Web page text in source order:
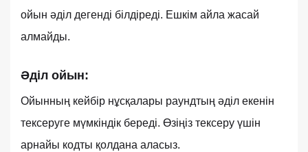
ойын әділ дегенді білдіреді. Ешкім айла жасай
алмайды.
Әділ ойын:
Ойынның кейбір нұсқалары раундтың әділ екенін
тексеруге мүмкіндік береді. Өзіңіз тексеру үшін
арнайы кодты қолдана аласыз.